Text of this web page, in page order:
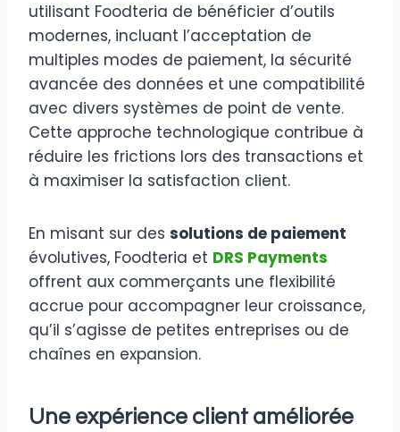
utilisant Foodteria de bénéficier d’outils
modernes, incluant l’acceptation de
multiples modes de paiement, la sécurité
avancée des données et une compatibilité
avec divers systèmes de point de vente.
Cette approche technologique contribue à
réduire les frictions lors des transactions et
à maximiser la satisfaction client.
En misant sur des solutions de paiement
évolutives, Foodteria et DRS Payments
offrent aux commerçants une flexibilité
accrue pour accompagner leur croissance,
qu’il s’agisse de petites entreprises ou de
chaînes en expansion.
Une expérience client améliorée